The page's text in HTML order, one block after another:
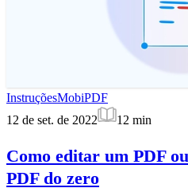
InstruçõesMobiPDF
12 de set. de 2022
12 min
Como editar um PDF
PDF do zero